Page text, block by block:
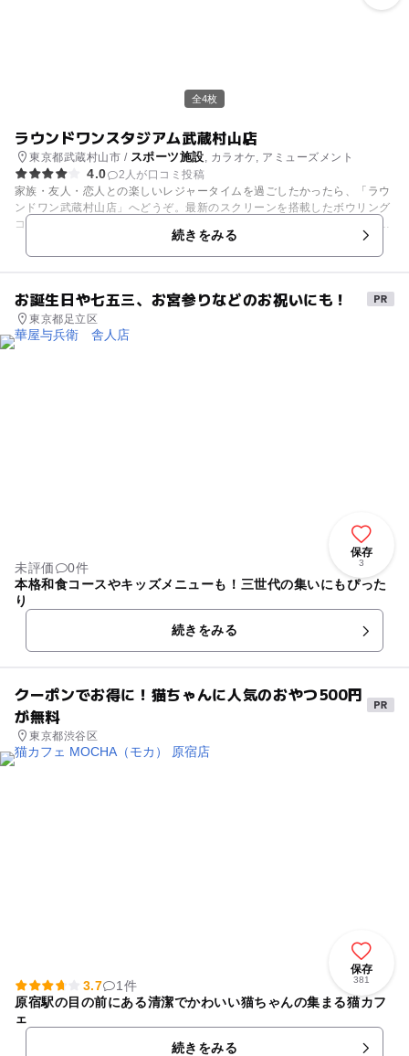
全4枚
ラウンドワンスタジアム武蔵村山店
東京都武蔵村山市 / スポーツ施設, カラオケ, アミューズメント
4.0
2人が口コミ投稿
家族・友人・恋人との楽しいレジャータイムを過ごしたかったら、「ラウ
ンドワン武蔵村山店」へどうぞ。最新のスクリーンを搭載したボウリング
コーナー。最新の機種や人気の景品を取り揃えたアミューズメントコーナ
ー。ラウンドワンオリジナルで、全国オンラインバトルが楽しめる“キラ
キラ☆カラドル伝説”を用意したカラオケコーナー。そのほか、卓球・ビ
さぁ、今日は何して遊ぼうか？
続きをみる
お誕生日や七五三、お宮参りなどのお祝いにも！
東京都足立区
保存
3
未評価
0件
本格和食コースやキッズメニューも！三世代の集いにもぴった
り
続きをみる
クーポンでお得に！猫ちゃんに人気のおやつ500円
が無料
東京都渋谷区
保存
381
3.7
1件
原宿駅の目の前にある清潔でかわいい猫ちゃんの集まる猫カフ
ェ
続きをみる